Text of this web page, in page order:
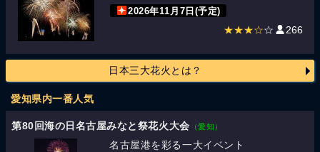
2026年11月7日(予定)
★★★☆☆ 266
日本三大花火とは？
愛知県内一番人気
第80回海の日名古屋みなと祭花火大会 （愛知）
名古屋港を彩る一大イベント